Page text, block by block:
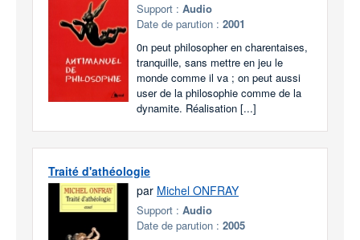
Support : Audio
Date de parution : 2001
0n peut philosopher en charentaises,
tranquille, sans mettre en jeu le
monde comme il va ; on peut aussi
user de la philosophie comme de la
dynamite. Réalisation [...]
Traité d'athéologie
par Michel ONFRAY
Support : Audio
Date de parution : 2005